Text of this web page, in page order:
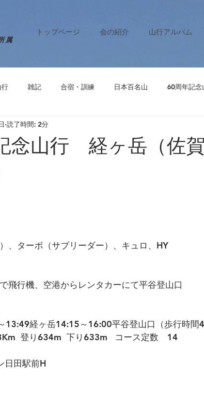
トップページ 会の紹介 山行アルバム
行 雑記 合宿・訓練 日本百名山 60周年記念
念山行 経ヶ岳（佐
読了時間: 2分
、ターボ（サブリーダー）、キュロ、HY
飛行機、空港からレンタカーにて平谷登山口
13:49経ヶ岳14:15～16:00平谷登山口（歩行時間
登り634m  下り633m   コース定数　14
日田駅前H
属